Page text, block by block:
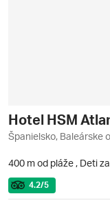
Hotel HSM
Španielsko, Baleárske
400 m od pláže , Deti
4.2/5